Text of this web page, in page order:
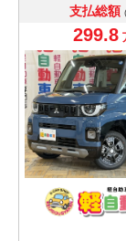
支払総額
299.8